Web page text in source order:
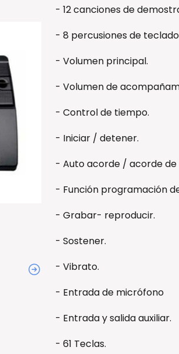
- 12 canciones de
- 8 percusiones de
- Volumen principal.
- Volumen de
- Control de tiempo.
- Iniciar / detener.
- Auto acorde / acorde
- Función programación
- Grabar- reproducir.
- Sostener.
- Vibrato.
- Entrada de micrófono
- Entrada y salida auxiliar.
- 61 Teclas.